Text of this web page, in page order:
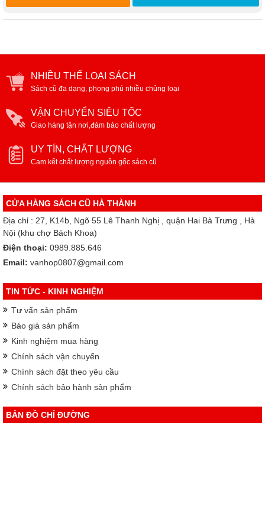
NHIỀU THỂ LOẠI SÁCH
Sách cũ đa dạng, phong phú nhiều chủng loại
VẬN CHUYỂN SIÊU TỐC
Giao hàng tận nơi,đảm bảo chất lượng
UY TÍN, CHẤT LƯỢNG
Cam kết chất lượng nguồn gốc sách cũ
CỬA HÀNG SÁCH CŨ HÀ THÀNH
Địa chỉ : 27, K14b, Ngõ 55 Lê Thanh Nghị , quận Hai Bà Trưng , Hà
Nội (khu chợ Bách Khoa)
Điện thoại: 0989.885.646
Email: vanhop0807@gmail.com
TIN TỨC - KINH NGHIỆM
Tư vấn sản phẩm
Báo giá sản phẩm
Kinh nghiệm mua hàng
Chính sách vận chuyển
Chính sách đặt theo yêu cầu
Chính sách bảo hành sản phẩm
BẢN ĐỒ CHỈ ĐƯỜNG